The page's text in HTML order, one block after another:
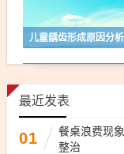
最近发表
01
餐桌浪费现
整治